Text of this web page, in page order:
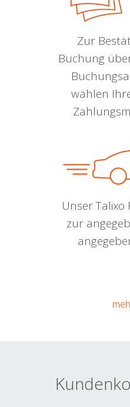
Zur
Buchung
wählen
Unser Talixo
zur